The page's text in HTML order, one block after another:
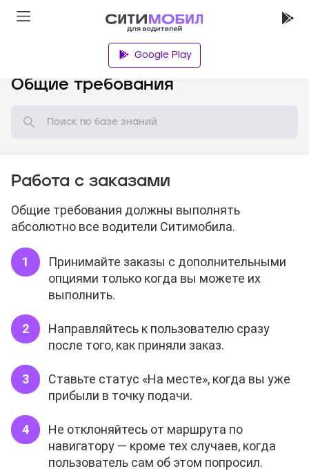
Google Play
Общие требования
Работа с заказами
Общие требования должны выполнять
абсолютно все водители Ситимобила.
Принимайте заказы с дополнительными
опциями только когда вы можете их
выполнить.
Направляйтесь к пользователю сразу
после того, как приняли заказ.
Ставьте статус «На месте», когда вы уже
прибыли в точку подачи.
Не отклоняйтесь от маршрута по
навигатору — кроме тех случаев, когда
пользователь сам об этом попросил.